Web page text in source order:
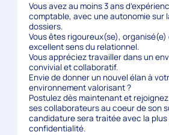
Vous avez au moins 3 ans
comptable, avec une autonomie sur
dossiers.
Vous êtes rigoureux(se),
excellent sens du relationnel.
Vous appréciez travailler dans un
convivial et collaboratif.
Envie de donner un nouvel élan à
environnement valorisant ?
Postulez dès maintenant et
ses collaborateurs au coeur de son
candidature sera traitée avec la
confidentialité.